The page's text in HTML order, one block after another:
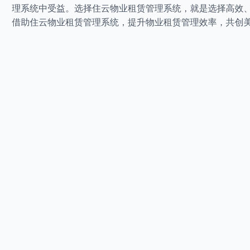
理系统中受益。选择住云物业租赁管理系统，就是选择高效
借助住云物业租赁管理系统，提升物业租赁管理效率，共创